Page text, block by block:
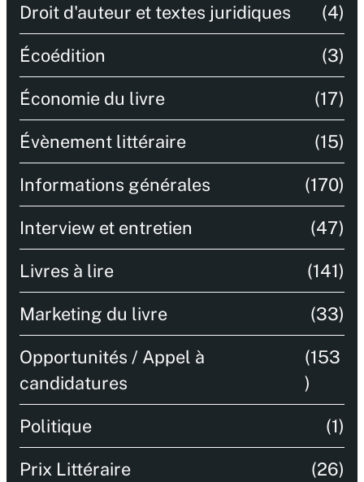
Droit d'auteur et textes juridiques (4)
Écoédition (3)
Économie du livre (17)
Évènement littéraire (15)
Informations générales (170)
Interview et entretien (47)
Livres à lire (141)
Marketing du livre (33)
Opportunités / Appel à
candidatures
(153
)
Politique (1)
Prix Littéraire (26)